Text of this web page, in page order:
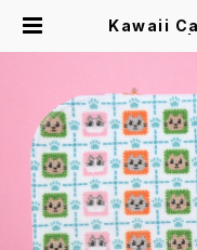
Kawaii Cat